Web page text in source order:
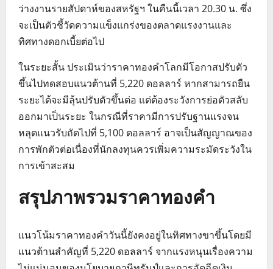
ว่างงานรายสัปดาห์ของสหรัฐฯ ในคืนนี้เวลา 20.30 น. ซึ่ง
จะเป็นตัวชี้วัดความแข็งแกร่งของตลาดแรงงานและ
ทิศทางดอกเบี้ยต่อไป
ในระยะสั้น ประเมินว่าราคาทองคำโลกมีโอกาสปรับตัว
ขึ้นไปทดสอบแนวต้านที่ 5,220 ดอลลาร์ หากสามารถยืน
ระยะได้จะมีลุ้นปรับตัวขึ้นต่อ แต่ต้องระวังการย่อตัวสลับ
ออกมาเป็นระยะ ในกรณีที่ราคามีการปรับฐานแรงจน
หลุดแนวรับถัดไปที่ 5,100 ดอลลาร์ อาจเป็นสัญญาณของ
การพักตัวต่อเนื่องที่นักลงทุนควรเพิ่มความระมัดระวังใน
การเข้าสะสม
สรุปภาพรวมราคาทองคำ
แนวโน้มราคาทองคำวันนี้ยังคงอยู่ในทิศทางขาขึ้นโดยมี
แนวต้านสำคัญที่ 5,220 ดอลลาร์ จากแรงหนุนเรื่องความ